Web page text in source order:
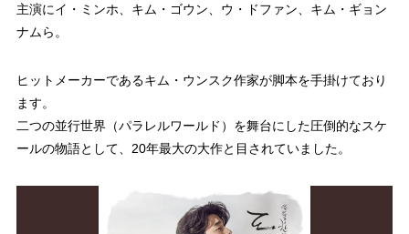
主演にイ・ミンホ、キム・ゴウン、ウ・ドファン、キム・ギョン
ナムら。
ヒットメーカーであるキム・ウンスク作家が脚本を手掛けており
ます。
二つの並行世界（パラレルワールド）を舞台にした圧倒的なスケ
ールの物語として、20年最大の大作と目されていました。